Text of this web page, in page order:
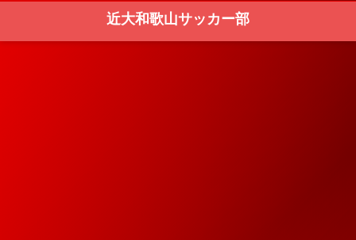
近大和歌山サッカー部